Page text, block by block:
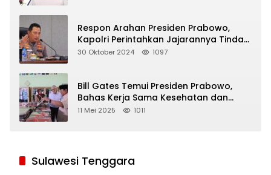
Respon Arahan Presiden Prabowo,
Kapolri Perintahkan Jajarannya Tindak
Tegas Pelaku Judi Online
30 Oktober 2024 1097
Bill Gates Temui Presiden Prabowo,
Bahas Kerja Sama Kesehatan dan
Program Makan Bergizi Gratis
11 Mei 2025 1011
Sulawesi Tenggara